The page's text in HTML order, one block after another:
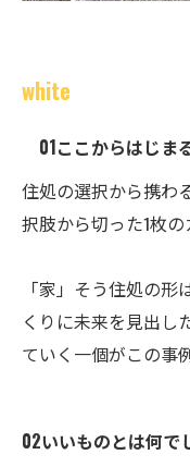
white
01ここからはじま
住処の選択から携わ
択肢から切った1枚
「家」そう住処の
くりに未来を見出し
ていく一個がこの事
02いいものとは何で